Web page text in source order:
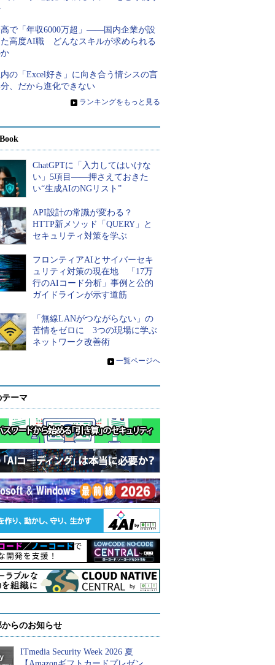
で「年収6000万超」――国内企業が設
高度AI職 どんなスキルが求められる
の「Excel好き」に向き合う情シスの言
、だから進化できない
» ランキングをもっと見る
ChatGPTに「入力してはいけな
い」5項目――押さえておきた
い“生成AIのNGリスト”
API設計の常識が変わる？
HTTP新メソッド「QUERY」と
セキュリティ対策を学ぶ
フロンティアAIとサイバーセキ
ュリティ対策の現在地 「17万
行のAIコード分析」事例と公的
ガイドラインが示す道筋
「無線LANがつながらない」の
苦情をゼロに 3つの現場に学ぶ
ネットワーク改善術
» 一覧ページへ
ーマ
らのお知らせ
ITmedia Security Week 2026 夏